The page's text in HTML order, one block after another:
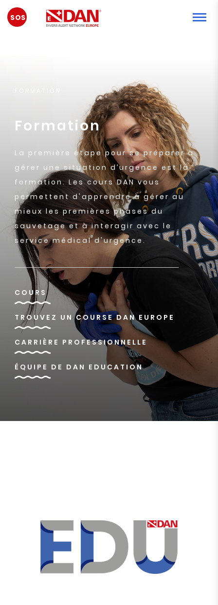
URGENCE
Formation
La première étape pour se préparer à
gérer une situation d’urgence est la
formation. Les cours DAN vous
permettent d'apprendre à gérer au
mieux les premières phases du
sauvetage et à interagir avec le
service médical d'urgence.
COURS
TROUVEZ UN COURSE DAN EUROPE
CARRIÈRE PROFESSIONNELLE
ÉQUIPE DE DAN EDUCATION